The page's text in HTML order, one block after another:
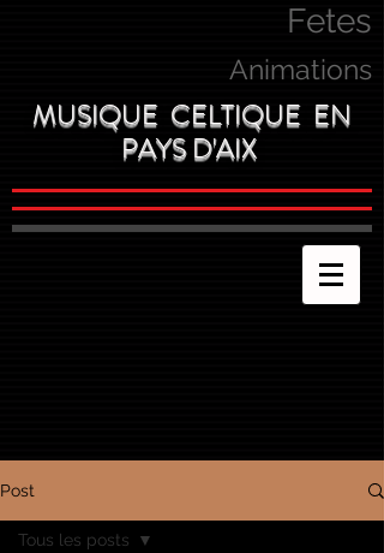
Fetes
Animations
MUSIQUE CELTIQUE EN
PAYS D'AIX
Post
Tous les posts